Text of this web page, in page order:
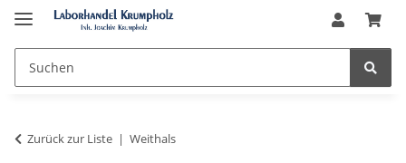
Zurück zur Liste Weithals